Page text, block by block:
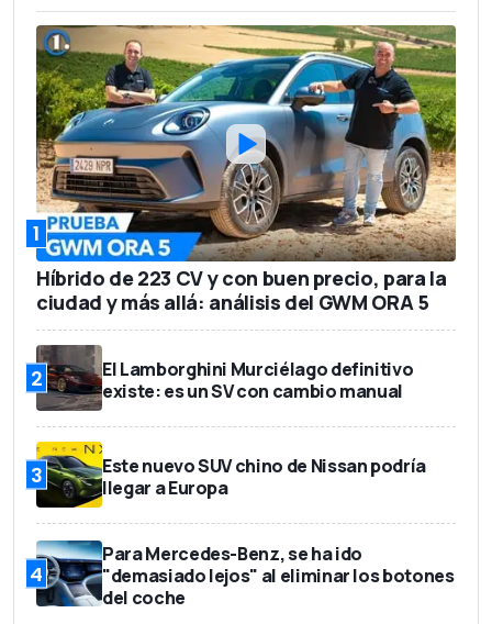
1
Híbrido de 223 CV y con buen precio, para la
ciudad y más allá: análisis del GWM ORA 5
2
El Lamborghini Murciélago definitivo
existe: es un SV con cambio manual
3
Este nuevo SUV chino de Nissan podría
llegar a Europa
4
Para Mercedes-Benz, se ha ido
"demasiado lejos" al eliminar los botones
del coche